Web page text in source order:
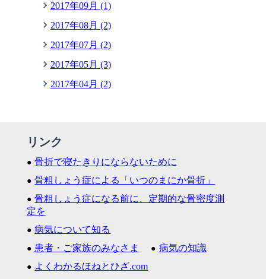
2017年09月 (1)
2017年08月 (2)
2017年07月 (2)
2017年05月 (3)
2017年04月 (2)
リンク
骨折で寝たきりにならないために
骨粗しょう症による「いつのまにか骨折」
骨粗しょう症になる前に、定期的な骨密度測
定を
病気について知る
患者・ご家族のみなさま
病気の知識
よくわかるほねとひざ.com